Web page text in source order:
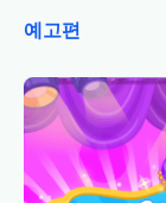
예고편